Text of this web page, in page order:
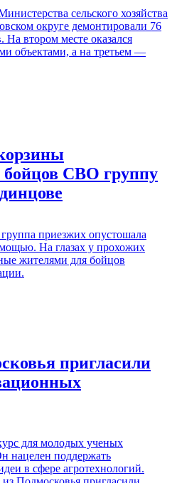
сельского хозяйства
округе демонтировали 76
На втором месте оказался
объектами, а на третьем —
бойцов СВО группу
приезжих опустошала
На глазах у прохожих
жителями для бойцов
пригласили
для молодых ученых
нацелен поддержать
в сфере агротехнологий.